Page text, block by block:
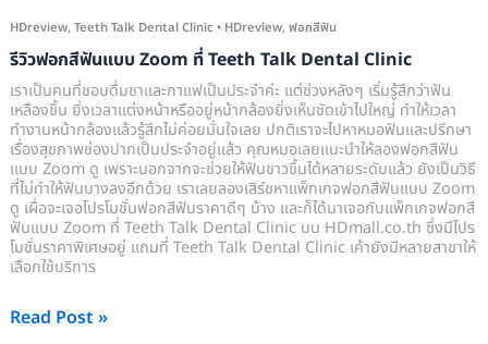
HDreview, Teeth Talk Dental Clinic • HDreview, ฟอกสีฟัน
รีวิวฟอกสีฟันแบบ Zoom ที่ Teeth Talk Dental Clinic
เราเป็นคนที่ชอบดื่มชาและกาแฟเป็นประจำค่ะ แต่ช่วงหลังๆ เริ่มรู้สึกว่าฟัน
เหลืองขึ้น ยิ่งเวลาแต่งหน้าหรืออยู่หน้ากล้องยิ่งเห็นชัดเข้าไปใหญ่ ทำให้เวลา
ทำงานหน้ากล้องแล้วรู้สึกไม่ค่อยมั่นใจเลย ปกติเราจะไปหาหมอฟันและปรึกษา
เรื่องสุขภาพช่องปากเป็นประจำอยู่แล้ว คุณหมอเลยแนะนำให้ลองฟอกสีฟัน
แบบ Zoom ดู เพราะนอกจากจะช่วยให้ฟันขาวขึ้นได้หลายระดับแล้ว ยังเป็นวิธี
ที่ไม่ทำให้ฟันบางลงอีกด้วย เราเลยลองเสิร์ชหาแพ็กเกจฟอกสีฟันแบบ Zoom
ดู เผื่อจะเจอโปรโมชั่นฟอกสีฟันราคาดีๆ บ้าง และก็ได้มาเจอกับแพ็กเกจฟอกสี
ฟันแบบ Zoom ที่ Teeth Talk Dental Clinic บน HDmall.co.th ซึ่งมีโปร
โมชั่นราคาพิเศษอยู่ แถมที่ Teeth Talk Dental Clinic เค้ายังมีหลายสาขาให้
เลือกใช้บริการ
Read Post »